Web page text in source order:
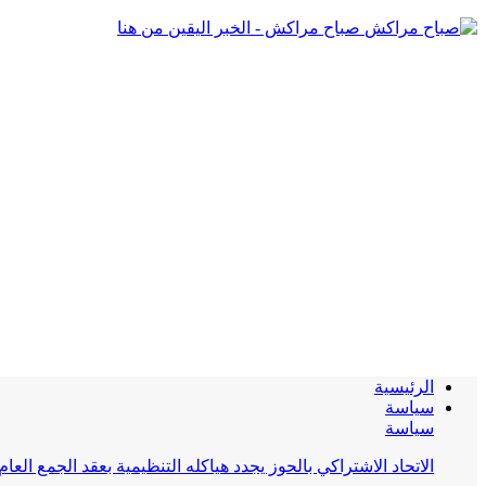
صباح مراكش - الخبر اليقين من هنا
الرئيسية
سياسة
سياسة
الاتحاد الاشتراكي بالحوز يجدد هياكله التنظيمية بعقد الجمع